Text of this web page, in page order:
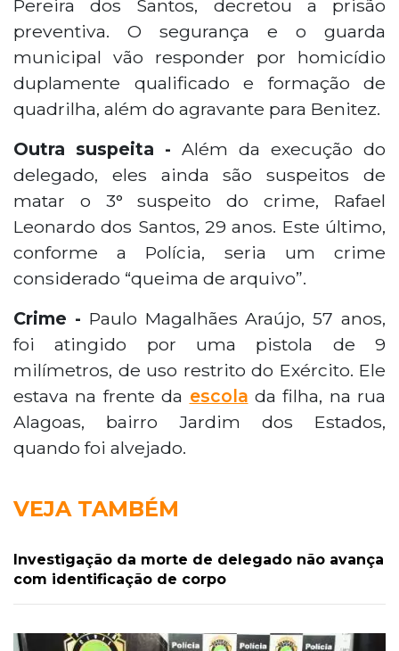
Pereira dos Santos, decretou a prisão
preventiva. O segurança e o guarda
municipal vão responder por homicídio
duplamente qualificado e formação de
quadrilha, além do agravante para Benitez.
Outra suspeita - Além da execução do
delegado, eles ainda são suspeitos de
matar o 3° suspeito do crime, Rafael
Leonardo dos Santos, 29 anos. Este último,
conforme a Polícia, seria um crime
considerado “queima de arquivo”.
Crime - Paulo Magalhães Araújo, 57 anos,
foi atingido por uma pistola de 9
milímetros, de uso restrito do Exército. Ele
estava na frente da escola da filha, na rua
Alagoas, bairro Jardim dos Estados,
quando foi alvejado.
VEJA TAMBÉM
Investigação da morte de delegado não avança
com identificação de corpo